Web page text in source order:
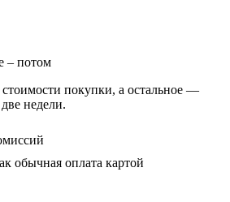
– потом
покупки, а остальное —
недели.
обычная оплата картой